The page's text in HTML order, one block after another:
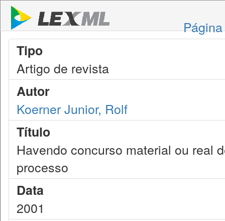
Tipo
Artigo de revista
Autor
Koerner Junior, Rolf
Título
Havendo concurso material ou real
processo
Data
2001